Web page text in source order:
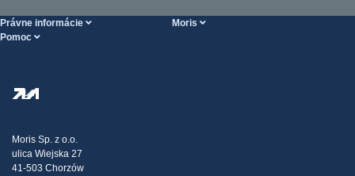
Právne informácie Moris
Pomoc
Doprava
Sťažnosti
Moris Sp. z o.o.
ulica Wiejska 27
41-503 Chorzów